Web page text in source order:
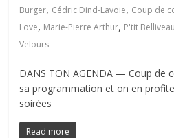
Burger, Cédric Dind-Lavoie, Coup de
Love, Marie-Pierre Arthur, P'tit Belliveau
Velours
DANS TON AGENDA — Coup de
sa programmation et on en
soirées
Read more